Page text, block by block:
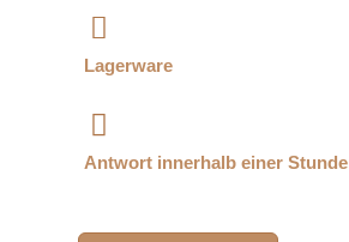
Lagerware
Antwort innerhalb einer Stunde